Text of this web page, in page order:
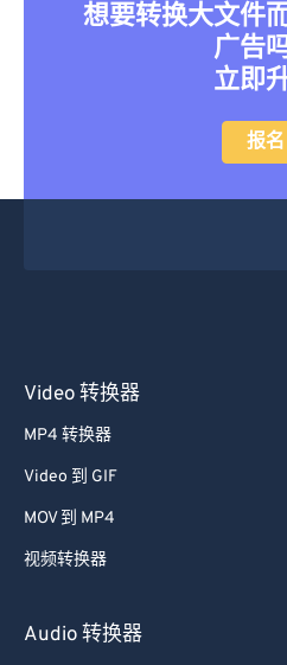
想要转换大文件
广告
立即
报名
Video 转换器
MP4 转换器
Video 到 GIF
MOV 到 MP4
视频转换器
Audio 转换器